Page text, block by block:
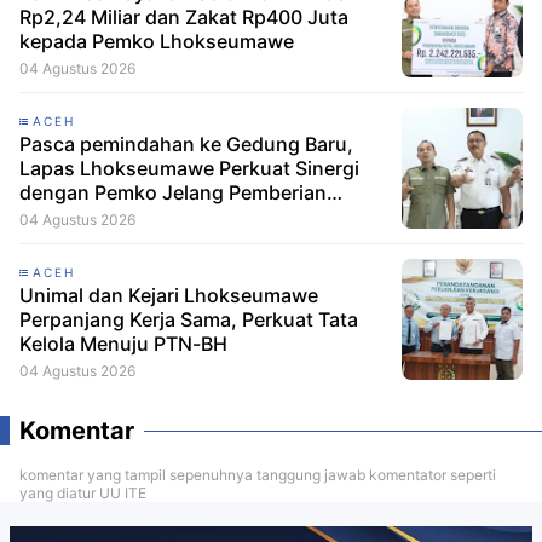
Rp2,24 Miliar dan Zakat Rp400 Juta
kepada Pemko Lhokseumawe
04 Agustus 2026
ACEH
Pasca pemindahan ke Gedung Baru,
Lapas Lhokseumawe Perkuat Sinergi
dengan Pemko Jelang Pemberian
Remisi HUT RI
04 Agustus 2026
ACEH
Unimal dan Kejari Lhokseumawe
Perpanjang Kerja Sama, Perkuat Tata
Kelola Menuju PTN-BH
04 Agustus 2026
Komentar
komentar yang tampil sepenuhnya tanggung jawab komentator seperti
yang diatur UU ITE